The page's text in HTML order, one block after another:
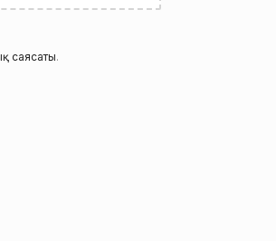
саясаты.